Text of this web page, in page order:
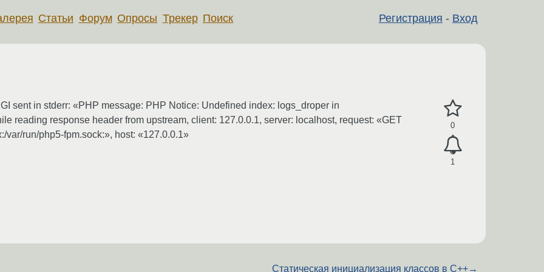
Регистрация - Вход
Статьи Форум Опросы Трекер Поиск
0
1
sent in stderr: «PHP message: PHP Notice: Undefined index: logs_droper in
reading response header from upstream, client: 127.0.0.1, server: localhost, request: «GET
var/run/php5-fpm.sock:», host: «127.0.0.1»
Статическая инициализация классов в C++→